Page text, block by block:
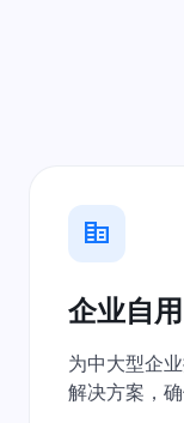
corporate_fare
企业自用
为中大型企
解决方案，